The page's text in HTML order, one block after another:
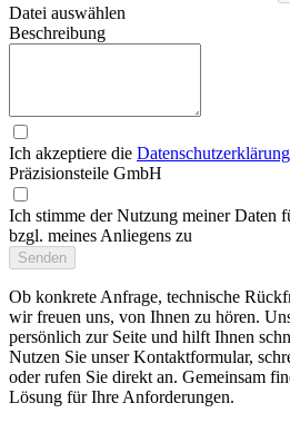
Datei auswählen
Beschreibung
Ich akzeptiere die Datenschutzerklärung
Präzisionsteile GmbH
Ich stimme der Nutzung meiner Daten
bzgl. meines Anliegens zu
Senden
Ob konkrete Anfrage, technische
wir freuen uns, von Ihnen zu hören.
persönlich zur Seite und hilft Ihnen
Nutzen Sie unser Kontakt­formular,
oder rufen Sie direkt an. Gemeinsam
Lösung für Ihre Anforderungen.